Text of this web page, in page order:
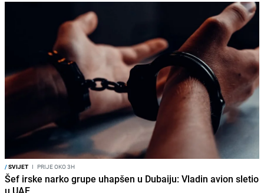
/SVIJET I PRIJE OKO 3H
Šef irske narko grupe uhapšen u Dubaiju: Vladin avion sletio